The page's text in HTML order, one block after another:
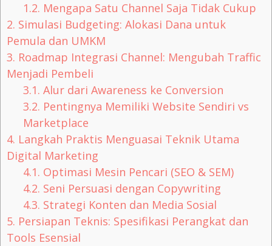
1.2. Mengapa Satu Channel Saja Tidak Cukup
2. Simulasi Budgeting: Alokasi Dana untuk
Pemula dan UMKM
3. Roadmap Integrasi Channel: Mengubah Traffic
Menjadi Pembeli
3.1. Alur dari Awareness ke Conversion
3.2. Pentingnya Memiliki Website Sendiri vs
Marketplace
4. Langkah Praktis Menguasai Teknik Utama
Digital Marketing
4.1. Optimasi Mesin Pencari (SEO & SEM)
4.2. Seni Persuasi dengan Copywriting
4.3. Strategi Konten dan Media Sosial
5. Persiapan Teknis: Spesifikasi Perangkat dan
Tools Esensial